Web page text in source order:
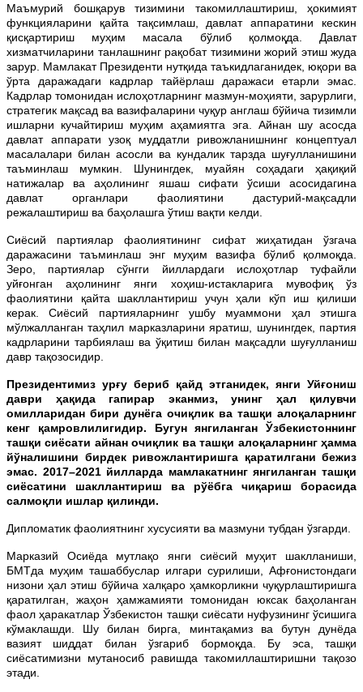
Маъмурий бошқарув тизимини такомиллаштириш, ҳокимият
функцияларини қайта тақсимлаш, давлат аппаратини кескин
қисқартириш муҳим масала бўлиб қолмоқда. Давлат
хизматчиларини танлашнинг рақобат тизимини жорий этиш жуда
зарур. Мамлакат Президенти нутқида таъкидлаганидек, юқори ва
ўрта даражадаги кадрлар тайёрлаш даражаси етарли эмас.
Кадрлар томонидан ислоҳотларнинг мазмун-моҳияти, зарурлиги,
стратегик мақсад ва вазифаларини чуқур англаш бўйича тизимли
ишларни кучайтириш муҳим аҳамиятга эга. Айнан шу асосда
давлат аппарати узоқ муддатли ривожланишнинг концептуал
масалалари билан асосли ва кундалик тарзда шуғулланишини
таъминлаш мумкин. Шунингдек, муайян соҳадаги ҳақиқий
натижалар ва аҳолининг яшаш сифати ўсиши асосидагина
давлат органлари фаолиятини дастурий-мақсадли
режалаштириш ва баҳолашга ўтиш вақти келди.
Сиёсий партиялар фаолиятининг сифат жиҳатидан ўзгача
даражасини таъминлаш энг муҳим вазифа бўлиб қолмоқда.
Зеро, партиялар сўнгги йиллардаги ислоҳотлар туфайли
уйғонган аҳолининг янги хоҳиш-истакларига мувофиқ ўз
фаолиятини қайта шакллантириш учун ҳали кўп иш қилиши
керак. Сиёсий партияларнинг ушбу муаммони ҳал этишга
мўлжалланган таҳлил марказларини яратиш, шунингдек, партия
кадрларини тарбиялаш ва ўқитиш билан мақсадли шуғулланиш
давр тақозосидир.
Президентимиз урғу бериб қайд этганидек, янги Уйғониш
даври ҳақида гапирар эканмиз, унинг ҳал қилувчи
омилларидан бири дунёга очиқлик ва ташқи алоқаларнинг
кенг қамровлилигидир. Бугун янгиланган Ўзбекистоннинг
ташқи сиёсати айнан очиқлик ва ташқи алоқаларнинг ҳамма
йўналишини бирдек ривожлантиришга қаратилгани бежиз
эмас. 2017–2021 йилларда мамлакатнинг янгиланган ташқи
сиёсатини шакллантириш ва рўёбга чиқариш борасида
салмоқли ишлар қилинди.
Дипломатик фаолиятнинг хусусияти ва мазмуни тубдан ўзгарди.
Марказий Осиёда мутлақо янги сиёсий муҳит шаклланиши,
БМТда муҳим ташаббуслар илгари сурилиши, Афғонистондаги
низони ҳал этиш бўйича халқаро ҳамкорликни чуқурлаштиришга
қаратилган, жаҳон ҳамжамияти томонидан юксак баҳоланган
фаол ҳаракатлар Ўзбекистон ташқи сиёсати нуфузининг ўсишига
кўмаклашди. Шу билан бирга, минтақамиз ва бутун дунёда
вазият шиддат билан ўзгариб бормоқда. Бу эса, ташқи
сиёсатимизни мутаносиб равишда такомиллаштиришни тақозо
этади.